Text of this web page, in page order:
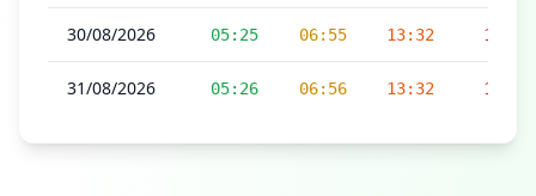
30/08/2026 05:25 06:55 13:32 17:04
31/08/2026 05:26 06:56 13:32 17:04